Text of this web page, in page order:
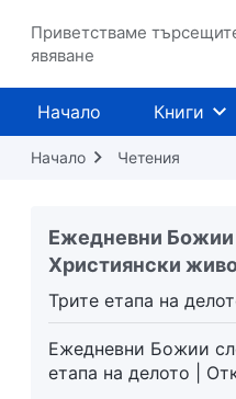
Приветстваме
явяване
Начало Книги
Начало Четения
Ежедневни Божии
Християнски
Трите етапа на
Трите етапа на
Ежедневни Божии
етапа на делото |